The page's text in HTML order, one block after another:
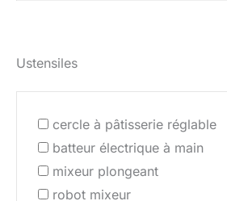
Ustensiles
cercle à pâtisserie réglable
batteur électrique à main
mixeur plongeant
robot mixeur